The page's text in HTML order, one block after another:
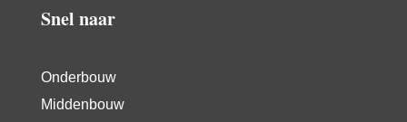
Snel naar
Onderbouw
Middenbouw